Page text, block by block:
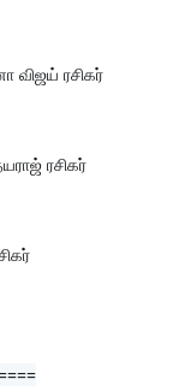
விஜய் ரசிகர்
ரசிகர்